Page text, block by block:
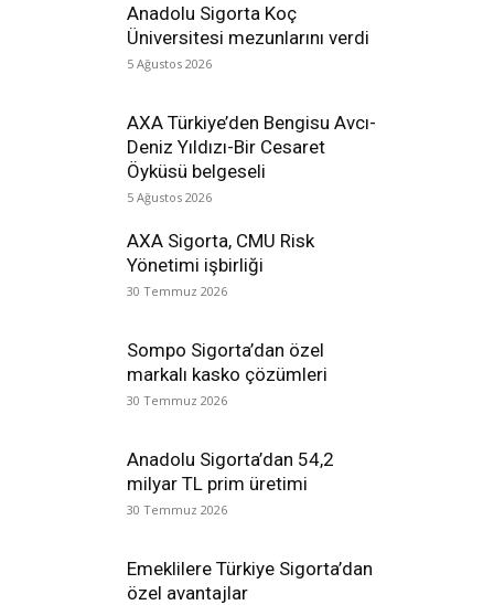
Anadolu Sigorta Koç
Üniversitesi mezunlarını verdi
5 Ağustos 2026
AXA Türkiye’den Bengisu Avcı-
Deniz Yıldızı-Bir Cesaret
Öyküsü belgeseli
5 Ağustos 2026
AXA Sigorta, CMU Risk
Yönetimi işbirliği
30 Temmuz 2026
Sompo Sigorta’dan özel
markalı kasko çözümleri
30 Temmuz 2026
Anadolu Sigorta’dan 54,2
milyar TL prim üretimi
30 Temmuz 2026
Emeklilere Türkiye Sigorta’dan
özel avantajlar